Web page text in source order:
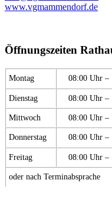
www.vgmammendorf.de
Öffnungszeiten
Montag 08:00 Uhr –
Dienstag 08:00 Uhr –
Mittwoch 08:00 Uhr –
Donnerstag 08:00 Uhr –
Freitag 08:00 Uhr –
oder nach Terminabsprache